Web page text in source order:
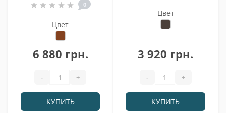
0
Цвет
6 880 грн.
- +
КУПИТЬ
Цвет
3 920 грн.
- +
КУПИТЬ